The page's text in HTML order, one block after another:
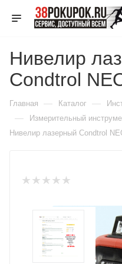
Нивелир
Condtrol
Главная — Каталог —
— Измерительный
Нивелир лазерный Condtrol